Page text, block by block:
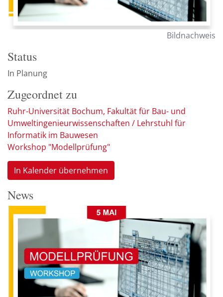
Bildnachweis
Status
In Planung
Zugeordnet zu
Ruhr-Universität Bochum, Fakultät für Bau- und
Umweltingenieurwissenschaften / Lehrstuhl für
Informatik im Bauwesen
Workshop "Modellprüfung"
In Kalender übernehmen
News